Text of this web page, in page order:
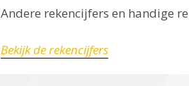
Andere rekencijfers en handige
Bekijk de rekencijfers